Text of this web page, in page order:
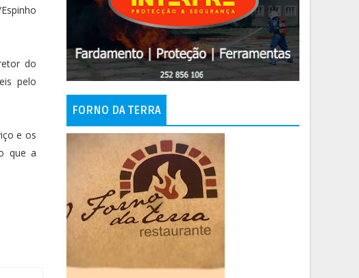
do
pelo
e os
que a
FORNO DA TERRA